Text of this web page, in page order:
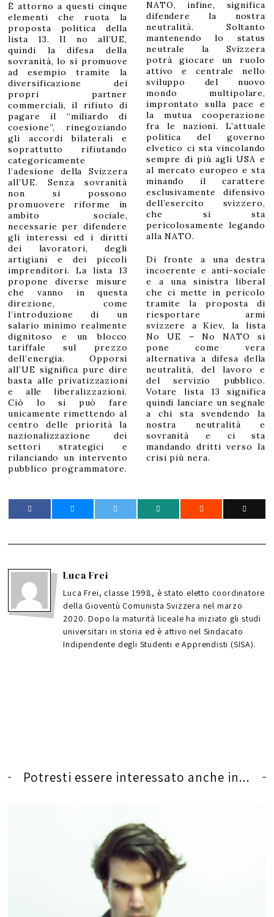
È attorno a questi cinque
elementi che ruota la
proposta politica della
lista 13. Il no all’UE,
quindi la difesa della
sovranità, lo si promuove
ad esempio tramite la
diversificazione dei
propri partner
commerciali, il rifiuto di
pagare il “miliardo di
coesione”, rinegoziando
gli accordi bilaterali e
soprattutto rifiutando
categoricamente
l’adesione della Svizzera
all’UE. Senza sovranità
non si possono
promuovere riforme in
ambito sociale,
necessarie per difendere
gli interessi ed i diritti
dei lavoratori, degli
artigiani e dei piccoli
imprenditori. La lista 13
propone diverse misure
che vanno in questa
direzione, come
l’introduzione di un
salario minimo realmente
dignitoso e un blocco
tariffale sul prezzo
dell’energia. Opporsi
all’UE significa pure dire
basta alle privatizzazioni
e alle liberalizzazioni.
Ciò lo si può fare
unicamente rimettendo al
centro delle priorità la
nazionalizzazione dei
settori strategici e
rilanciando un intervento
pubblico programmatore.
NATO, infine, significa
difendere la nostra
neutralità. Soltanto
mantenendo lo status
neutrale la Svizzera
potrà giocare un ruolo
attivo e centrale nello
sviluppo del nuovo
mondo multipolare,
improntato sulla pace e
la mutua cooperazione
fra le nazioni. L’attuale
politica del governo
elvetico ci sta vincolando
sempre di più agli USA e
al mercato europeo e sta
minando il carattere
esclusivamente difensivo
dell’esercito svizzero,
che si sta
pericolosamente legando
alla NATO.
Di fronte a una destra
incoerente e anti-sociale
e a una sinistra liberal
che ci mette in pericolo
tramite la proposta di
riesportare armi
svizzere a Kiev, la lista
No UE – No NATO si
pone come vera
alternativa a difesa della
neutralità, del lavoro e
del servizio pubblico.
Votare lista 13 significa
quindi lanciare un segnale
a chi sta svendendo la
nostra neutralità e
sovranità e ci sta
mandando dritti verso la
crisi più nera.
Luca Frei
Luca Frei, classe 1998, è stato eletto coordinatore
della Gioventù Comunista Svizzera nel marzo
2020. Dopo la maturità liceale ha iniziato gli studi
universitari in storia ed è attivo nel Sindacato
Indipendente degli Studenti e Apprendisti (SISA).
Potresti essere interessato anche in...